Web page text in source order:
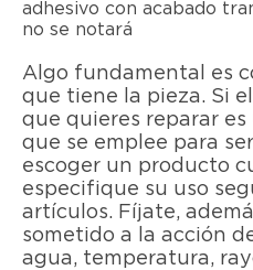
adhesivo con acabado
no se notará
Algo fundamental es
que tiene la pieza. Si
que quieres reparar
que se emplee para
escoger un producto
especifique su uso
artículos. Fíjate,
sometido a la acción
agua, temperatura,